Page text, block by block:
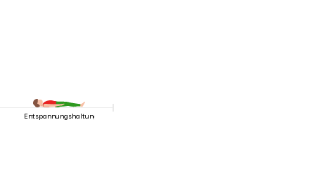
Entspannungshaltung